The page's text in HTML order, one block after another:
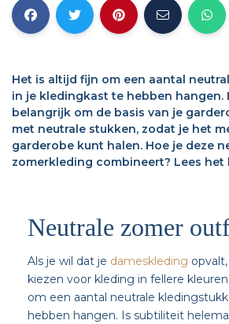
Het is altijd fijn om een aantal
in je kledingkast te hebben hangen.
belangrijk om de basis van je
met neutrale stukken, zodat je het
garderobe kunt halen. Hoe je deze
zomerkleding combineert? Lees het
Neutrale zomer
Als je wil dat je dameskleding
kiezen voor kleding in fellere
om een aantal neutrale
hebben hangen. Is subtiliteit